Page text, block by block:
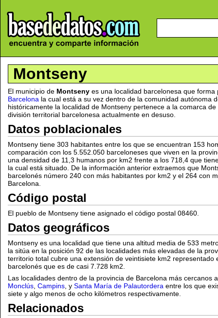
Montseny
El municipio de Montseny es una localidad barcelonesa que
Barcelona la cual está a su vez dentro de la comunidad autónoma
históricamente la localidad de Montseny pertenece a la comarca
división territorial barcelonesa actualmente en desuso.
Datos poblacionales
Montseny tiene 303 habitantes entre los que se encuentran 153
comparación con los 5.552.050 barceloneses que viven en la
una densidad de 11,3 humanos por km2 frente a los 718,4 que
la cual está situado. De la información anterior extraemos que
barcelonés número 240 con más habitantes por km2 y el 264 con
Barcelona.
Código postal
El pueblo de Montseny tiene asignado el código postal 08460.
Datos geográficos
Montseny es una localidad que tiene una altitud media de 533
la sitúa en la posición 92 de las localidades más elevadas de la
territorio total cubre una extensión de veintisiete km2 representado
barcelonés que es de casi 7.728 km2.
Las localidades dentro de la provincia de Barcelona más cercanos
Monclús Campins , y Santa María de Palautordera entre los que
siete y algo menos de ocho kilómetros respectivamente.
Relacionados